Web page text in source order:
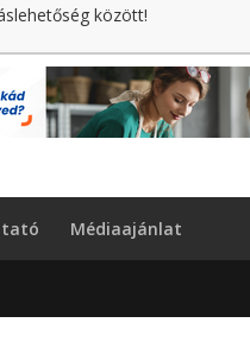
között!
Médiaajánlat